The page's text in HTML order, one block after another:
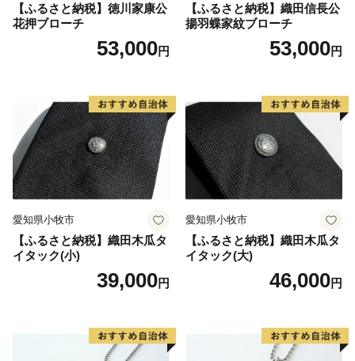
【ふるさと納税】徳川家康公
花押ブローチ
53,000円
【ふるさと納税】織田信長公
揚羽蝶家紋ブローチ
53,000円
愛知県小牧市
【ふるさと納税】織田木瓜タ
イタック(小)
39,000円
愛知県小牧市
【ふるさと納税】織田木瓜タ
イタック(大)
46,000円